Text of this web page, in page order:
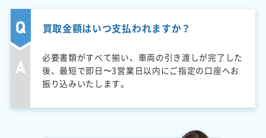
買取金額はいつ支払われますか？
必要書類がすべて揃い、車両の引き渡しが完了した
後、最短で即日〜3営業日以内にご指定の口座へお
振り込みいたします。